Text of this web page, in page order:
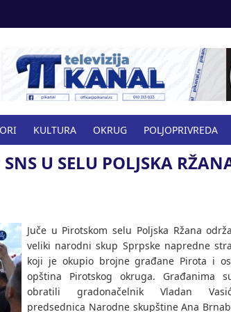
KULTURA OKRUG POLJOPRIVREDA
U SELU POLJSKA
Juče u Pirotskom selu Poljska Ržana
veliki narodni skup Sprpske napredne
koji je okupio brojne građane Pirota i
opština Pirotskog okruga. Građanima
obratili gradonačelnik Vladan
predsednica Narodne skupštine Ana